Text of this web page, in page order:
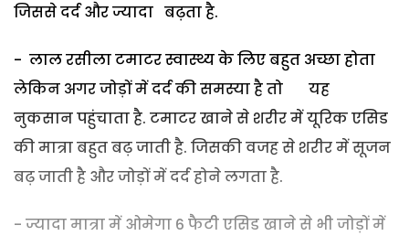
जिससे दर्द और ज्यादा बढ़ता है.
- लाल रसीला टमाटर स्वास्थ्य के लिए बहुत अच्छा होता
लेकिन अगर जोड़ों में दर्द की समस्या है तो यह
नुकसान पहुंचाता है. टमाटर खाने से शरीर में यूरिक एसिड
की मात्रा बहुत बढ़ जाती है. जिसकी वजह से शरीर में सूजन
बढ़ जाती है और जोड़ों में दर्द होने लगता है.
- ज्यादा मात्रा में ओमेगा 6 फैटी एसिड खाने से भी जोड़ों में